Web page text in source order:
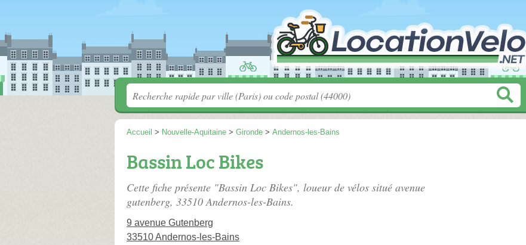
Accueil > Nouvelle-Aquitaine > Gironde > Andernos-les-Bains
Bassin Loc Bikes
Cette fiche présente "Bassin Loc Bikes", loueur de vélos situé avenue
gutenberg, 33510 Andernos-les-Bains.
9 avenue Gutenberg
33510 Andernos-les-Bains